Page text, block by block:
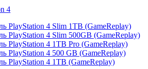
4
PlayStation 4 Slim 1TB (GameReplay)
PlayStation 4 Slim 500GB (GameReplay)
PlayStation 4 1TB Pro (GameReplay)
PlayStation 4 500 GB (GameReplay)
PlayStation 4 1TB (GameReplay)